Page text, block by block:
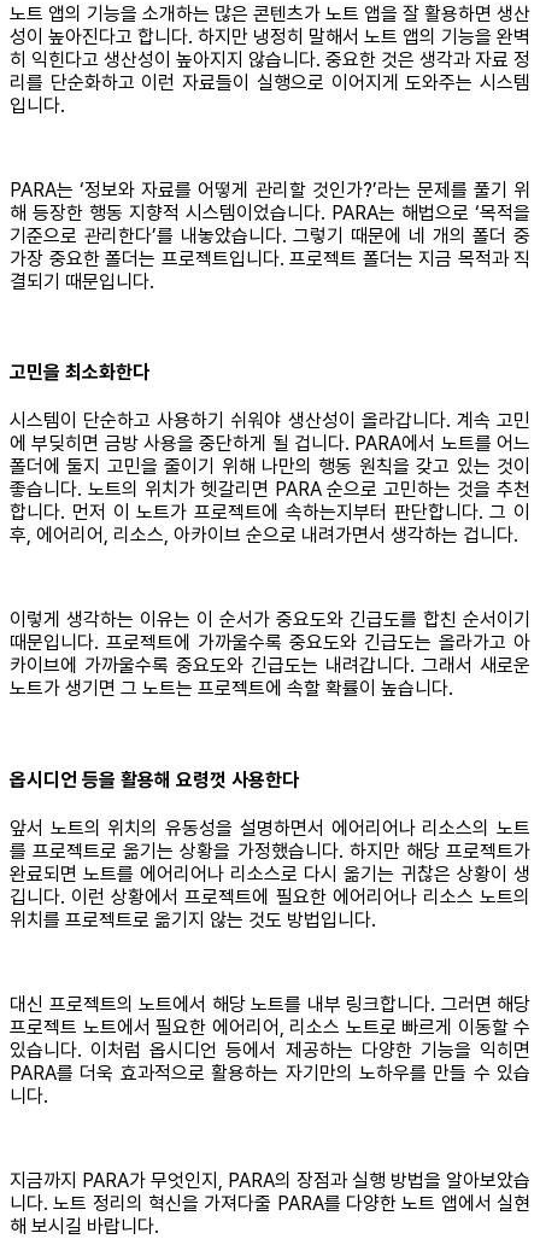
노트 앱의 기능을 소개하는 많은 콘텐츠가 노트 앱을 잘 활용하면 생산
성이 높아진다고 합니다. 하지만 냉정히 말해서 노트 앱의 기능을 완벽
히 익힌다고 생산성이 높아지지 않습니다. 중요한 것은 생각과 자료 정
리를 단순화하고 이런 자료들이 실행으로 이어지게 도와주는 시스템
입니다.
PARA는 ‘정보와 자료를 어떻게 관리할 것인가?’라는 문제를 풀기 위
해 등장한 행동 지향적 시스템이었습니다. PARA는 해법으로 ‘목적을
기준으로 관리한다’를 내놓았습니다. 그렇기 때문에 네 개의 폴더 중
가장 중요한 폴더는 프로젝트입니다. 프로젝트 폴더는 지금 목적과 직
결되기 때문입니다.
고민을 최소화한다
시스템이 단순하고 사용하기 쉬워야 생산성이 올라갑니다. 계속 고민
에 부딪히면 금방 사용을 중단하게 될 겁니다. PARA에서 노트를 어느
폴더에 둘지 고민을 줄이기 위해 나만의 행동 원칙을 갖고 있는 것이
좋습니다. 노트의 위치가 헷갈리면 PARA 순으로 고민하는 것을 추천
합니다. 먼저 이 노트가 프로젝트에 속하는지부터 판단합니다. 그 이
후, 에어리어, 리소스, 아카이브 순으로 내려가면서 생각하는 겁니다.
이렇게 생각하는 이유는 이 순서가 중요도와 긴급도를 합친 순서이기
때문입니다. 프로젝트에 가까울수록 중요도와 긴급도는 올라가고 아
카이브에 가까울수록 중요도와 긴급도는 내려갑니다. 그래서 새로운
노트가 생기면 그 노트는 프로젝트에 속할 확률이 높습니다.
옵시디언 등을 활용해 요령껏 사용한다
앞서 노트의 위치의 유동성을 설명하면서 에어리어나 리소스의 노트
를 프로젝트로 옮기는 상황을 가정했습니다. 하지만 해당 프로젝트가
완료되면 노트를 에어리어나 리소스로 다시 옮기는 귀찮은 상황이 생
깁니다. 이런 상황에서 프로젝트에 필요한 에어리어나 리소스 노트의
위치를 프로젝트로 옮기지 않는 것도 방법입니다.
대신 프로젝트의 노트에서 해당 노트를 내부 링크합니다. 그러면 해당
프로젝트 노트에서 필요한 에어리어, 리소스 노트로 빠르게 이동할 수
있습니다. 이처럼 옵시디언 등에서 제공하는 다양한 기능을 익히면
PARA를 더욱 효과적으로 활용하는 자기만의 노하우를 만들 수 있습
니다.
지금까지 PARA가 무엇인지, PARA의 장점과 실행 방법을 알아보았습
니다. 노트 정리의 혁신을 가져다줄 PARA를 다양한 노트 앱에서 실현
해 보시길 바랍니다.